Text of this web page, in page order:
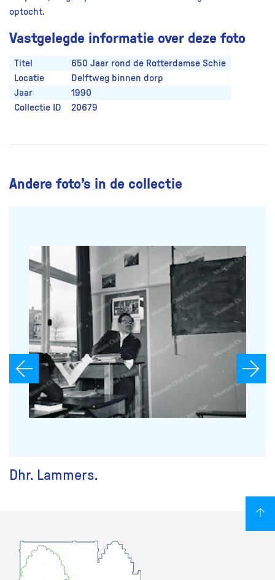
optocht.
Vastgelegde informatie over deze foto
Titel
650 Jaar rond de Rotterdamse Schie
Locatie
Delftweg binnen dorp
Jaar
1990
Collectie ID
20679
Andere foto’s in de collectie
Dhr. Lammers.